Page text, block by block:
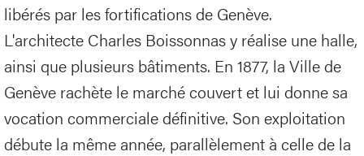
libérés par les fortifications de Genève.
L'architecte Charles Boissonnas y réalise une halle,
ainsi que plusieurs bâtiments. En 1877, la Ville de
Genève rachète le marché couvert et lui donne sa
vocation commerciale définitive. Son exploitation
débute la même année, parallèlement à celle de la